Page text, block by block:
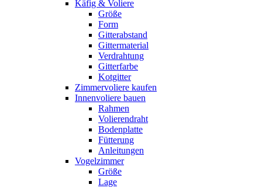
Käfig & Voliere
Größe
Form
Gitterabstand
Gittermaterial
Verdrahtung
Gitterfarbe
Kotgitter
Zimmervoliere kaufen
Innenvoliere bauen
Rahmen
Volierendraht
Bodenplatte
Fütterung
Anleitungen
Vogelzimmer
Größe
Lage